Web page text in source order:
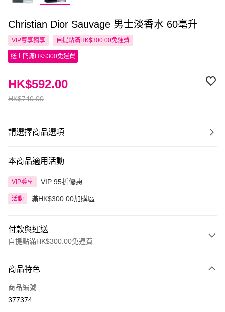
Christian Dior Sauvage 男士淡香水 60亳升
VIP尊享獨享 自提點滿HK$300.00免運費
送上門滿HK$300免運費
HK$740.00
HK$592.00
請選擇商品選項
本商品適用活動
VIP尊享 VIP 95折優惠
活動 滿HK$300.00加購區
付款與運送
自提點滿HK$300.00免運費
信用卡
Apple Pay
商品特色
商品編號
377374